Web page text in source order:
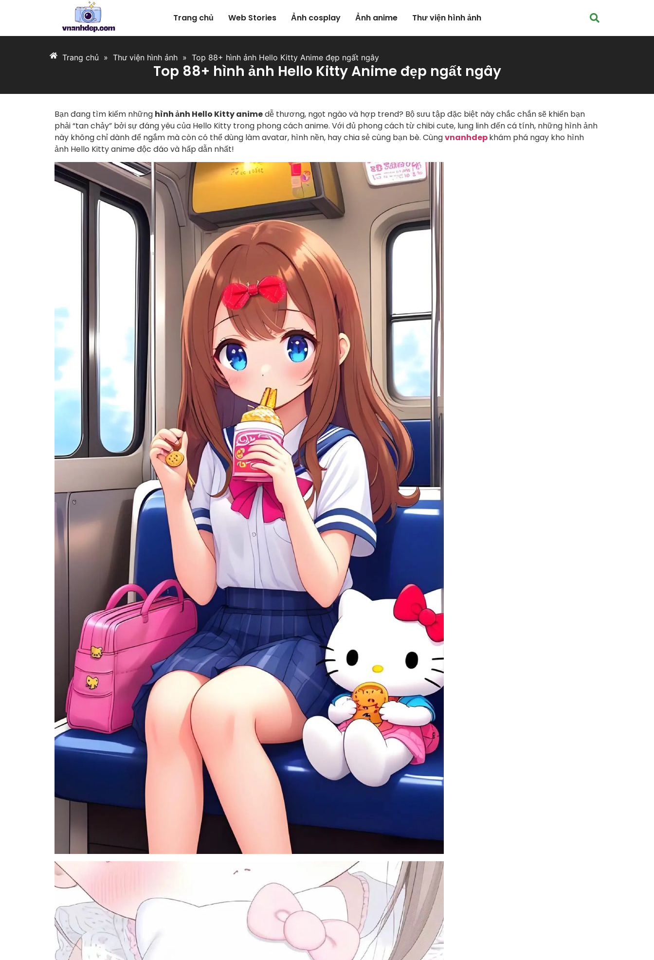
Trang chủ Web Stories Ảnh cosplay Ảnh anime Thư viện hình ảnh
Trang chủ » Thư viện hình ảnh » Top 88+ hình ảnh Hello Kitty Anime đẹp ngất ngây
Top 88+ hình ảnh Hello Kitty Anime đẹp ngất ngây
Bạn đang tìm kiếm những hình ảnh Hello Kitty animedễ thương, ngọt ngào và hợp trend? Bộ sưu tập đặc biệt này chắc chắn sẽ khiến bạn
phải “tan chảy” bởi sự đáng yêu của Hello Kitty trong phong cách anime. Với đủ phong cách từ chibi cute, lung linh đến cá tính, những hình ảnh
này không chỉ dành để ngắm mà còn có thể dùng làm avatar, hình nền, hay chia sẻ cùng bạn bè. Cùngvnanhdepkhám phá ngay kho hình
ảnh Hello Kitty anime độc đáo và hấp dẫn nhất!